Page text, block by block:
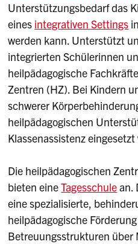
Unterstützungsbedarf das
eines integrativen Settings
werden kann. Unterstützt
integrierten Schülerinnen
heilpädagogische
Zentren (HZ). Bei Kindern
schwerer
heilpädagogischen
Klassenassistenz
Die heilpädagogischen
bieten eineTagesschulean.
eine spezialisierte,
heilpädagogische
Betreuungsstrukturen über